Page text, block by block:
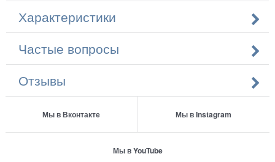
Характеристики
Частые вопросы
Отзывы
Мы в Вконтакте Мы в Instagram
Мы в YouTube